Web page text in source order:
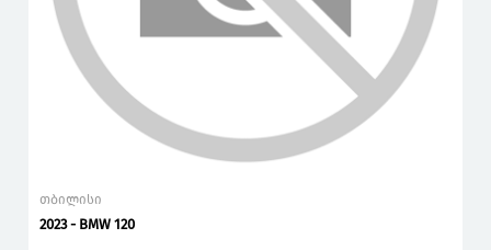
თბილისი
2023 - BMW 120